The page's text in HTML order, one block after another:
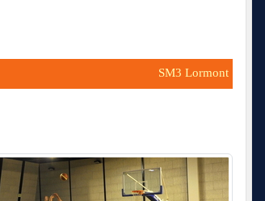
SM3 Lormont